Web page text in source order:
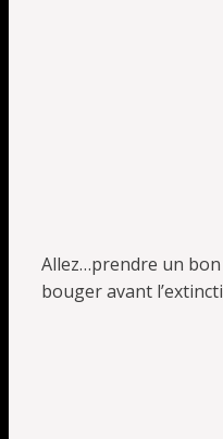
Allez…prendre un
bouger avant